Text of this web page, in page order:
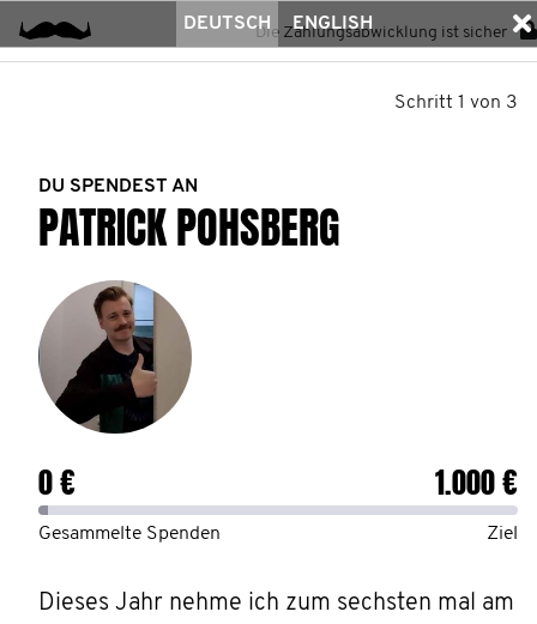
DEUTSCH ENGLISH
Die Zahlungsabwicklung ist sicher
Schritt 1 von 3
DU SPENDEST AN
PATRICK POHSBERG
0 € 1.000 €
Gesammelte Spenden Ziel
Dieses Jahr nehme ich zum sechsten mal am